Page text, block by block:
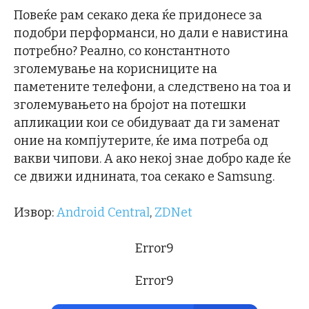
Повеќе рам секако дека ќе придонесе за
подобри перформанси, но дали е навистина
потребно? Реално, со константното
зголемување на корисниците на
паметените телефони, а следствено на тоа и
зголемувањето на бројот на потешки
апликации кои се обидуваат да ги заменат
оние на компјутерите, ќе има потреба од
вакви чипови. А ако некој знае добро каде ќе
се движи иднината, тоа секако е Samsung.
Извор:Android Central, ZDNet
Error9
Error9